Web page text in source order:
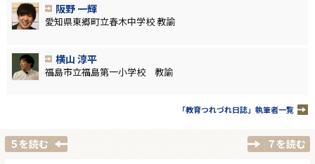
阪野 一輝
愛知県東郷町立春木中学校 教諭
横山 淳平
福島市立福島第一小学校 教諭
「教育つれづれ日誌」執筆者一覧
５を読む ７を読む